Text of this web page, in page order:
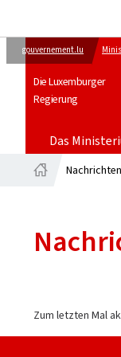
gouvernement.lu
Die Luxemburger
Regierung
Das
Nachrichten
Zum letzten Mal